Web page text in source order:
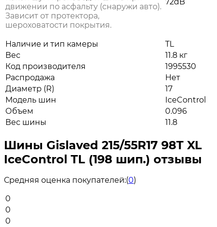
движении по асфальту (снаружи авто).
Зависит от протектора,
шероховатости покрытия.
Наличие и тип камеры
TL
Вес
11.8 кг
Код производителя
1995530
Распродажа
Нет
Диаметр (R)
17
Модель шин
IceControl
Объем
0.096
Вес шины
11.8
Шины Gislaved 215/55R17 98T XL
IceControl TL (198 шип.) отзывы
Средняя оценка покупателей:(0)
0
0
0